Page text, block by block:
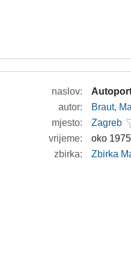
naslov:
autor:
Braut,
mjesto:
Zagreb
vrijeme:
oko
zbirka:
Zbirka